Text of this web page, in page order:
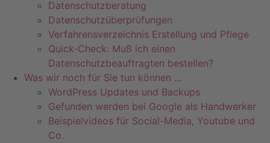
Datenschutzberatung
Datenschutzüberprüfungen
Verfahrensverzeichnis Erstellung und Pflege
Quick-Check: Muß ich einen
Datenschutzbeauftragten bestellen?
Was wir noch für Sie tun können …
WordPress Updates und Backups
Gefunden werden bei Google als Handwerker
Beispielvideos für Social-Media, Youtube und
Co.